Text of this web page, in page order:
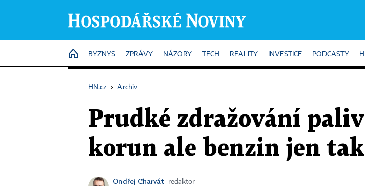
HOME
BYZNYS ZPRÁVY NÁZORY TECH REALITY INVESTICE PODCASTY
HN.cz › Archiv
Prudké zdražování
korun ale benzin jen
Ondřej Charvát
redaktor